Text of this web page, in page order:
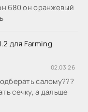
680 он оранжевый
для Farming
02.03.26
салому???
сечку, а дальше